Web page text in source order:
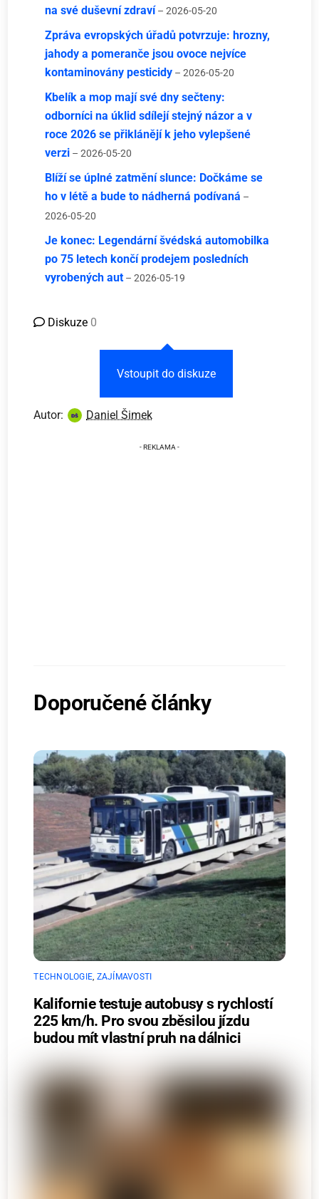
na své duševní zdraví – 2026-05-20
Zpráva evropských úřadů potvrzuje: hrozny,
jahody a pomeranče jsou ovoce nejvíce
kontaminovány pesticidy – 2026-05-20
Kbelík a mop mají své dny sečteny:
odborníci na úklid sdílejí stejný názor a v
roce 2026 se přiklánějí k jeho vylepšené
verzi – 2026-05-20
Blíží se úplné zatmění slunce: Dočkáme se
ho v létě a bude to nádherná podívaná –
2026-05-20
Je konec: Legendární švédská automobilka
po 75 letech končí prodejem posledních
vyrobených aut – 2026-05-19
Diskuze 0
Vstoupit do diskuze
Autor: Daniel Šimek
Doporučené články
TECHNOLOGIE, ZAJÍMAVOSTI
Kalifornie testuje autobusy s rychlostí
225 km/h. Pro svou zběsilou jízdu
budou mít vlastní pruh na dálnici